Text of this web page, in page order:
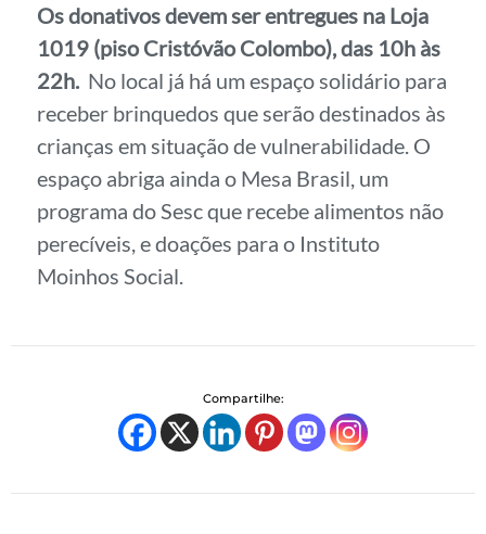
Os donativos devem ser entregues na Loja
1019 (piso Cristóvão Colombo), das 10h às
22h. No local já há um espaço solidário para
receber brinquedos que serão destinados às
crianças em situação de vulnerabilidade. O
espaço abriga ainda o Mesa Brasil, um
programa do Sesc que recebe alimentos não
perecíveis, e doações para o Instituto
Moinhos Social.
Compartilhe: